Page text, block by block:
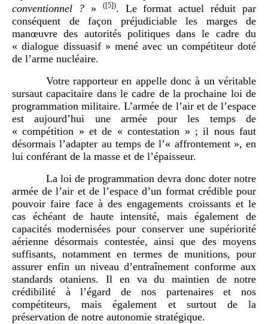
conventionnel
?» ([5]). Le format actuel réduit par
conséquent de façon préjudiciable les marges de
manœuvre des autorités politiques dans le cadre du
« dialogue dissuasif » mené avec un compétiteur doté
de l’arme nucléaire.
Votre rapporteur en appelle donc à un véritable
sursaut capacitaire dans le cadre de la prochaine loi de
programmation militaire. L’armée de l’air et de l’espace
est aujourd’hui une armée pour les temps de
« compétition » et de « contestation » ; il nous faut
désormais l’adapter au temps de l’« affrontement », en
lui conférant de la masse et de l’épaisseur.
La loi de programmation devra donc doter notre
armée de l’air et de l’espace d’un format crédible pour
pouvoir faire face à des engagements croissants et le
cas échéant de haute intensité, mais également de
capacités modernisées pour conserver une supériorité
aérienne désormais contestée, ainsi que des moyens
suffisants, notamment en termes de munitions, pour
assurer enfin un niveau d’entraînement conforme aux
standards otaniens. Il en va du maintien de notre
crédibilité à l’égard de nos partenaires et nos
compétiteurs, mais également et surtout de la
préservation de notre autonomie stratégique.